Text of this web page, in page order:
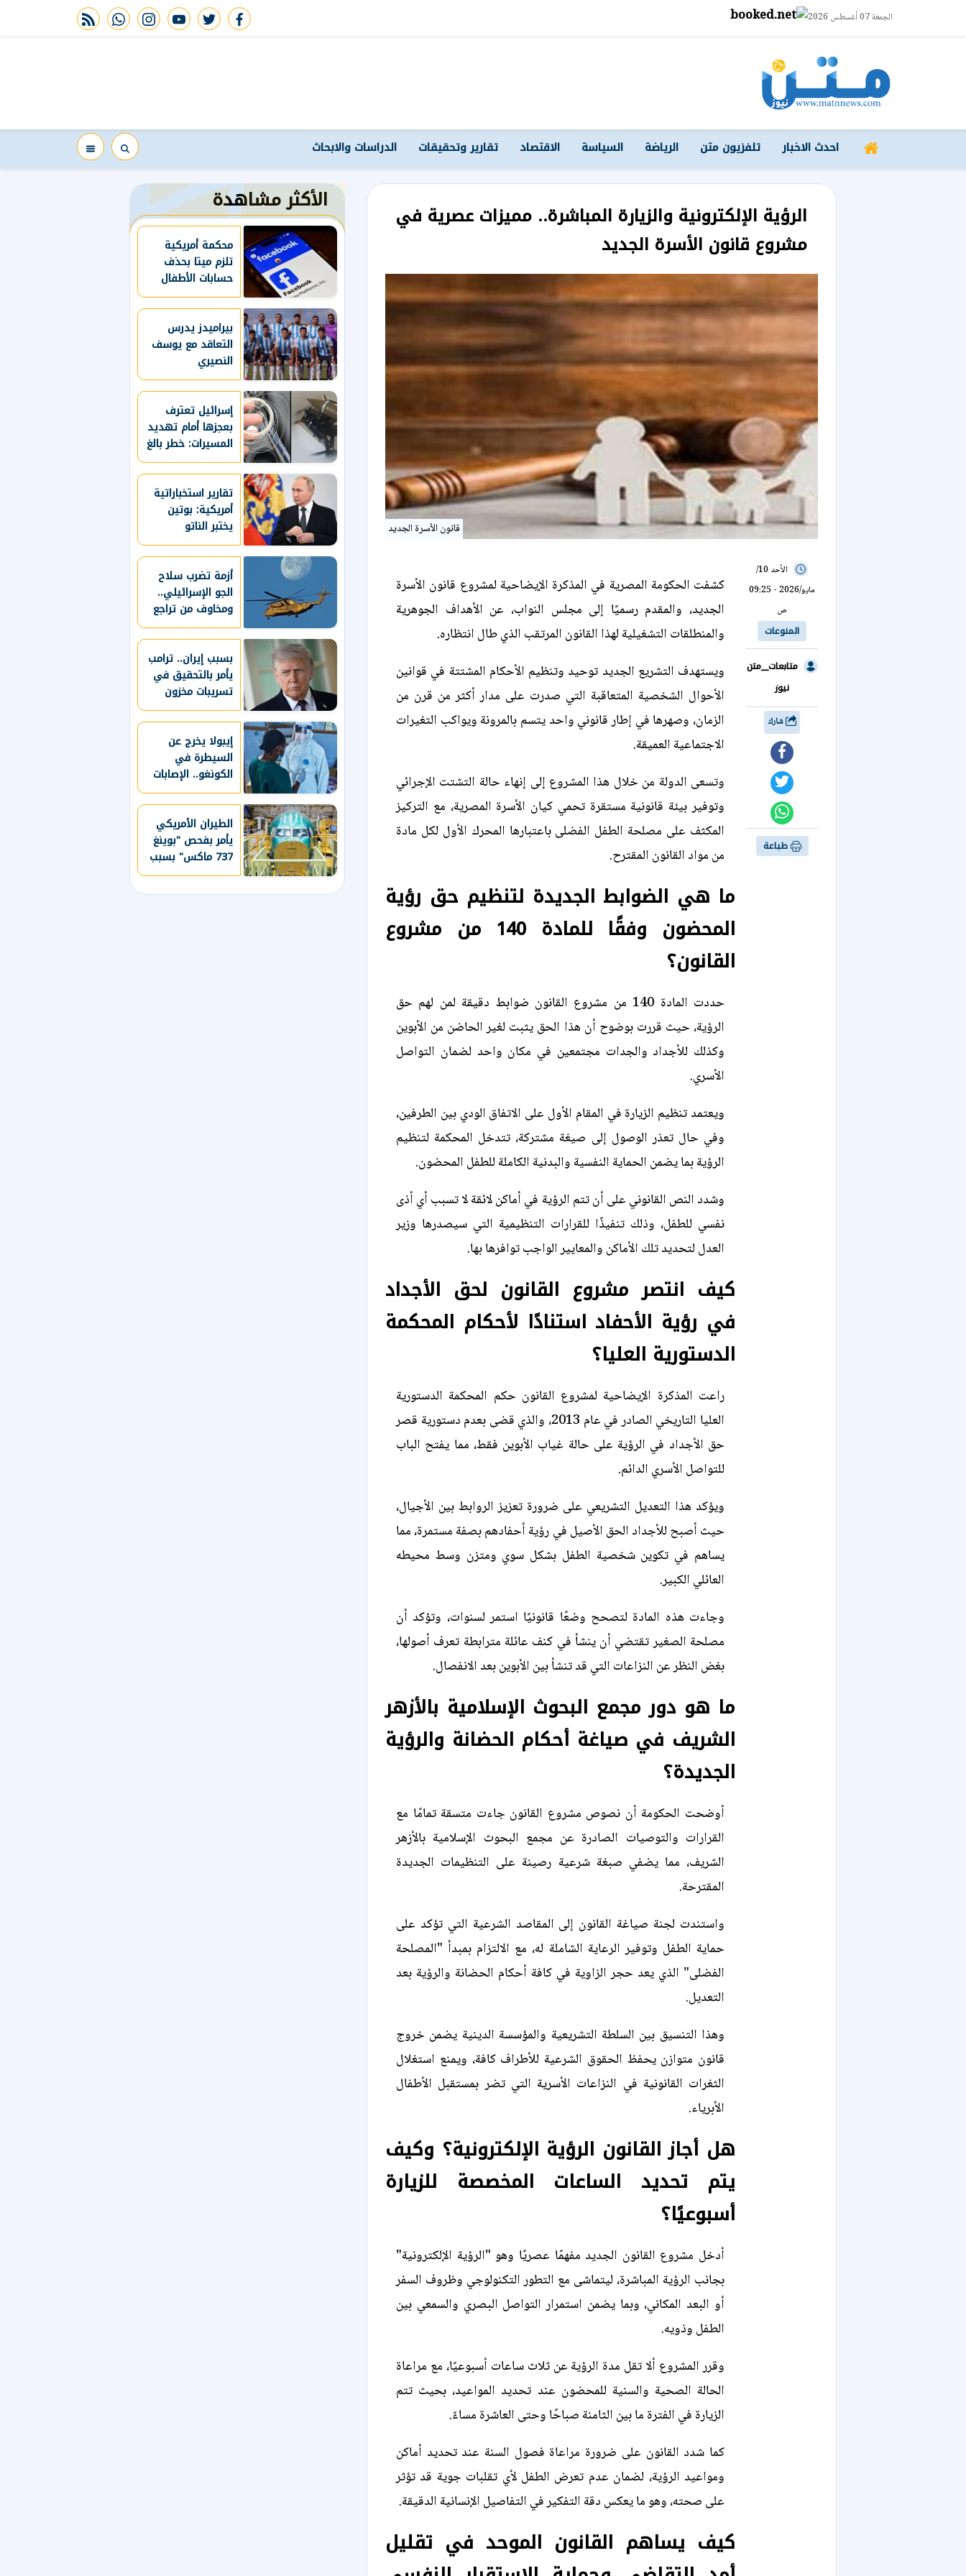
الجمعة 07 أغسطس 2026 facebook
twitter
youtube
instagram
whatsapp
rss feed
احدث الاخبار تلفزيون متن الرياضة السياسة الاقتصاد تقارير وتحقيقات الدراسات والابحاث
الرؤية الإلكترونية والزيارة المباشرة.. مميزات عصرية في
مشروع قانون الأسرة الجديد
قانون الأسرة الجديد
الأحد 10/
مايو/2026 - 09:25
ص
المنوعات
متابعات__متن
نيوز
طباعة
كشفت الحكومة المصرية في المذكرة الإيضاحية لمشروع قانون الأسرة
الجديد، والمقدم رسميًا إلى مجلس النواب، عن الأهداف الجوهرية
والمنطلقات التشغيلية لهذا القانون المرتقب الذي طال انتظاره.
ويستهدف التشريع الجديد توحيد وتنظيم الأحكام المشتتة في قوانين
الأحوال الشخصية المتعاقبة التي صدرت على مدار أكثر من قرن من
الزمان، وصهرها في إطار قانوني واحد يتسم بالمرونة ويواكب التغيرات
الاجتماعية العميقة.
وتسعى الدولة من خلال هذا المشروع إلى إنهاء حالة التشتت الإجرائي
وتوفير بيئة قانونية مستقرة تحمي كيان الأسرة المصرية، مع التركيز
المكثف على مصلحة الطفل الفضلى باعتبارها المحرك الأول لكل مادة
من مواد القانون المقترح.
ما هي الضوابط الجديدة لتنظيم حق رؤية
المحضون وفقًا للمادة 140 من مشروع
القانون؟
حددت المادة 140 من مشروع القانون ضوابط دقيقة لمن لهم حق
الرؤية، حيث قررت بوضوح أن هذا الحق يثبت لغير الحاضن من الأبوين
وكذلك للأجداد والجدات مجتمعين في مكان واحد لضمان التواصل
الأسري.
ويعتمد تنظيم الزيارة في المقام الأول على الاتفاق الودي بين الطرفين،
وفي حال تعذر الوصول إلى صيغة مشتركة، تتدخل المحكمة لتنظيم
الرؤية بما يضمن الحماية النفسية والبدنية الكاملة للطفل المحضون.
وشدد النص القانوني على أن تتم الرؤية في أماكن لائقة لا تسبب أي أذى
نفسي للطفل، وذلك تنفيذًا للقرارات التنظيمية التي سيصدرها وزير
العدل لتحديد تلك الأماكن والمعايير الواجب توافرها بها.
كيف انتصر مشروع القانون لحق الأجداد
في رؤية الأحفاد استنادًا لأحكام المحكمة
الدستورية العليا؟
راعت المذكرة الإيضاحية لمشروع القانون حكم المحكمة الدستورية
العليا التاريخي الصادر في عام 2013، والذي قضى بعدم دستورية قصر
حق الأجداد في الرؤية على حالة غياب الأبوين فقط، مما يفتح الباب
للتواصل الأسري الدائم.
ويؤكد هذا التعديل التشريعي على ضرورة تعزيز الروابط بين الأجيال،
حيث أصبح للأجداد الحق الأصيل في رؤية أحفادهم بصفة مستمرة، مما
يساهم في تكوين شخصية الطفل بشكل سوي ومتزن وسط محيطه
العائلي الكبير.
وجاءت هذه المادة لتصحح وضعًا قانونيًا استمر لسنوات، وتؤكد أن
مصلحة الصغير تقتضي أن ينشأ في كنف عائلة مترابطة تعرف أصولها،
بغض النظر عن النزاعات التي قد تنشأ بين الأبوين بعد الانفصال.
ما هو دور مجمع البحوث الإسلامية بالأزهر
الشريف في صياغة أحكام الحضانة والرؤية
الجديدة؟
أوضحت الحكومة أن نصوص مشروع القانون جاءت متسقة تمامًا مع
القرارات والتوصيات الصادرة عن مجمع البحوث الإسلامية بالأزهر
الشريف، مما يضفي صبغة شرعية رصينة على التنظيمات الجديدة
المقترحة.
واستندت لجنة صياغة القانون إلى المقاصد الشرعية التي تؤكد على
حماية الطفل وتوفير الرعاية الشاملة له، مع الالتزام بمبدأ "المصلحة
الفضلى" الذي يعد حجر الزاوية في كافة أحكام الحضانة والرؤية بعد
التعديل.
وهذا التنسيق بين السلطة التشريعية والمؤسسة الدينية يضمن خروج
قانون متوازن يحفظ الحقوق الشرعية للأطراف كافة، ويمنع استغلال
الثغرات القانونية في النزاعات الأسرية التي تضر بمستقبل الأطفال
الأبرياء.
هل أجاز القانون الرؤية الإلكترونية؟ وكيف
يتم تحديد الساعات المخصصة للزيارة
أسبوعيًا؟
أدخل مشروع القانون الجديد مفهمًا عصريًا وهو "الرؤية الإلكترونية"
بجانب الرؤية المباشرة، ليتماشى مع التطور التكنولوجي وظروف السفر
أو البعد المكاني، وبما يضمن استمرار التواصل البصري والسمعي بين
الطفل وذويه.
وقرر المشروع ألا تقل مدة الرؤية عن ثلاث ساعات أسبوعيًا، مع مراعاة
الحالة الصحية والسنية للمحضون عند تحديد المواعيد، بحيث تتم
الزيارة في الفترة ما بين الثامنة صباحًا وحتى العاشرة مساءً.
كما شدد القانون على ضرورة مراعاة فصول السنة عند تحديد أماكن
ومواعيد الرؤية، لضمان عدم تعرض الطفل لأي تقلبات جوية قد تؤثر
على صحته، وهو ما يعكس دقة التفكير في التفاصيل الإنسانية الدقيقة.
كيف يساهم القانون الموحد في تقليل
الأكثر مشاهدة
محكمة أمريكية
تلزم ميتا بحذف
حسابات الأطفال
دون 13 عاما
وتقييد استخدام
القاصرين لمنصاتها
بيراميدز يدرس
التعاقد مع يوسف
النصيري
إسرائيل تعترف
بعجزها أمام تهديد
المسيرات: خطر بالغ
ولا نملك له حلا
كاملا
تقارير استخباراتية
أمريكية: بوتين
يختبر الناتو
بالهجوم على دولة
بالحلف
أزمة تضرب سلاح
الجو الإسرائيلي..
ومخاوف من تراجع
الجاهزية العسكرية
بسبب إيران.. ترامب
يأمر بالتحقيق في
تسريبات مخزون
الذخائر الأمريكية
إيبولا يخرج عن
السيطرة في
الكونغو.. الإصابات
تتجاوز 4 آلاف حالة
الطيران الأمريكي
يأمر بفحص "بوينغ
737 ماكس" بسبب
هيكل الطائرة